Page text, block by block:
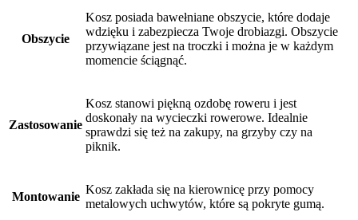
Obszycie
Kosz posiada bawełniane obszycie, które dodaje
wdzięku i zabezpiecza Twoje drobiazgi. Obszycie
przywiązane jest na troczki i można je w każdym
momencie ściągnąć.
Zastosowanie
Kosz stanowi piękną ozdobę roweru i jest
doskonały na wycieczki rowerowe. Idealnie
sprawdzi się też na zakupy, na grzyby czy na
piknik.
Montowanie
Kosz zakłada się na kierownicę przy pomocy
metalowych uchwytów, które są pokryte gumą.